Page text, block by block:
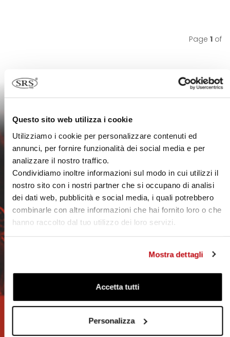
Questo sito web utilizza i cookie
Utilizziamo i cookie per personalizzare contenuti ed
annunci, per fornire funzionalità dei social media e per
analizzare il nostro traffico.
Condividiamo inoltre informazioni sul modo in cui utilizzi il
nostro sito con i nostri partner che si occupano di analisi
dei dati web, pubblicità e social media, i quali potrebbero
combinarle con altre informazioni che hai fornito loro o che
hanno raccolto dal tuo utilizzo dei loro servizi.
Mostra dettagli
Accetta tutti
Personalizza
Page 1 of
DOWNLOADS
View and download our catalogues
from our dedicated area